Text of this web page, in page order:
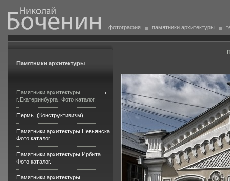
фотография памятники архитектуры
Памятники архитектуры
Памятники архитектуры
г.Екатеринбурга. Фото каталог.
Пермь. (Конструктивизм).
Памятники архитектуры Невьянска.
Фото каталог.
Памятники архитектуры Ирбита.
Фото каталог.
Памятники архитектуры